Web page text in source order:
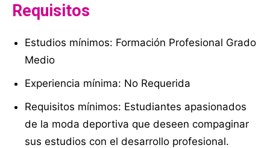
Requisitos
Estudios mínimos: Formación Profesional Grado
Medio
Experiencia mínima: No Requerida
Requisitos mínimos: Estudiantes apasionados
de la moda deportiva que deseen compaginar
sus estudios con el desarrollo profesional.